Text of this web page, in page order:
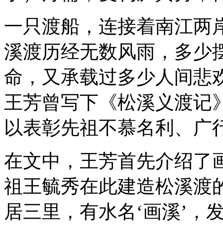
一只渡船，连接着南江两
溪渡历经无数风雨，多少
命，又承载过多少人间悲
王芳曾写下《松溪义渡记
以表彰先祖不慕名利、广
在文中，王芳首先介绍了
祖王毓秀在此建造松溪渡
居三里，有水名‘画溪’，